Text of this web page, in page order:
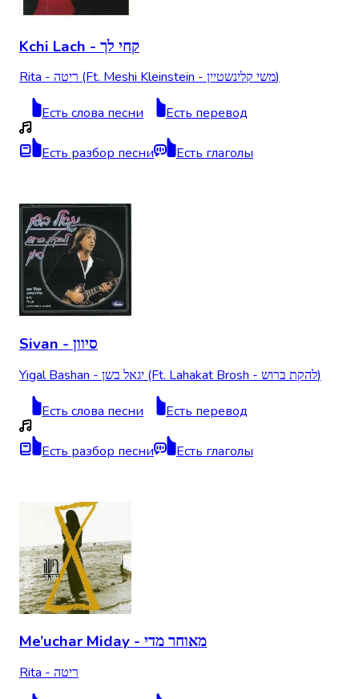
Kchi Lach - קחי לך
Rita - ריטה (Ft. Meshi Kleinstein - משי קלינשטיין)
Есть слова песни Есть перевод
Есть разбор песни Есть глаголы
Sivan - סיוון
Yigal Bashan - יגאל בשן (Ft. Lahakat Brosh - להקת ברוש)
Есть слова песни Есть перевод
Есть разбор песни Есть глаголы
Me’uchar Miday - מאוחר מדי
Rita - ריטה